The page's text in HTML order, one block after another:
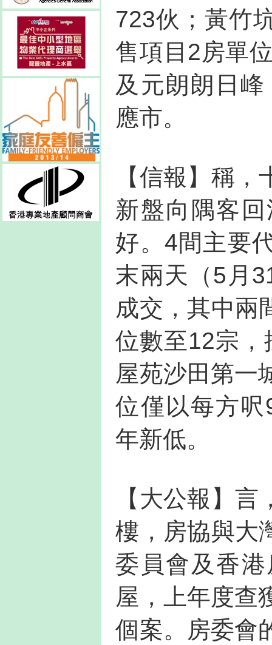
723伙；黃竹
售項目2房單
及元朗朗日
應市。
【信報】稱
新盤向隅客
好。4間主要
末兩天（5月
成交，其中兩
位數至12宗
屋苑沙田第一
位僅以每方
年新低。
【大公報】
樓，房協與大
委員會及香
屋，上年度查
個案。房委會